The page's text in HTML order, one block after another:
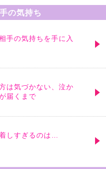
の気持ち
手の気持ちを手に入
は気づかない、泣か
届くまで
しすぎるのは…